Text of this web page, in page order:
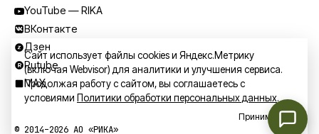
Сайт использует файлы cookies и Яндекс.Метрику
(включая Webvisor) для аналитики и улучшения сервиса.
Продолжая работу с сайтом, вы соглашаетесь с
условиями Политики обработки персональных данных.
Принимаю
YouTube — RIKA
ВКонтакте
Дзен
Rutube
MAX
© 2014–2026 АО «РИКА»